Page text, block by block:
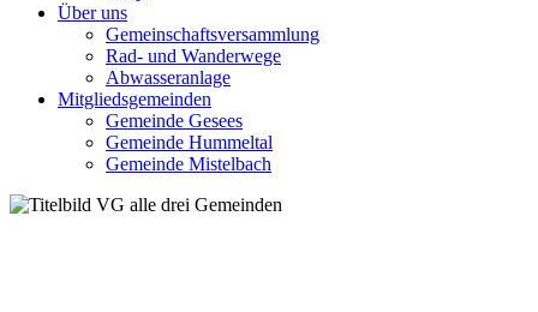
Über uns
Gemeinschaftsversammlung
Rad- und Wanderwege
Abwasseranlage
Mitgliedsgemeinden
Gemeinde Gesees
Gemeinde Hummeltal
Gemeinde Mistelbach